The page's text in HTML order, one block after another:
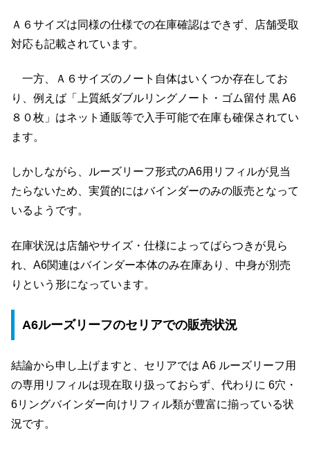
Ａ６サイズは同様の仕様での在庫確認はできず、店舗受取
対応も記載されています。
一方、Ａ６サイズのノート自体はいくつか存在してお
り、例えば「上質紙ダブルリングノート・ゴム留付 黒 A6
８０枚」はネット通販等で入手可能で在庫も確保されてい
ます。
しかしながら、ルーズリーフ形式のA6用リフィルが見当
たらないため、実質的にはバインダーのみの販売となって
いるようです。
在庫状況は店舗やサイズ・仕様によってばらつきが見ら
れ、A6関連はバインダー本体のみ在庫あり、中身が別売
りという形になっています。
A6ルーズリーフのセリアでの販売状況
結論から申し上げますと、セリアでは A6 ルーズリーフ用
の専用リフィルは現在取り扱っておらず、代わりに 6穴・
6リングバインダー向けリフィル類が豊富に揃っている状
況です。